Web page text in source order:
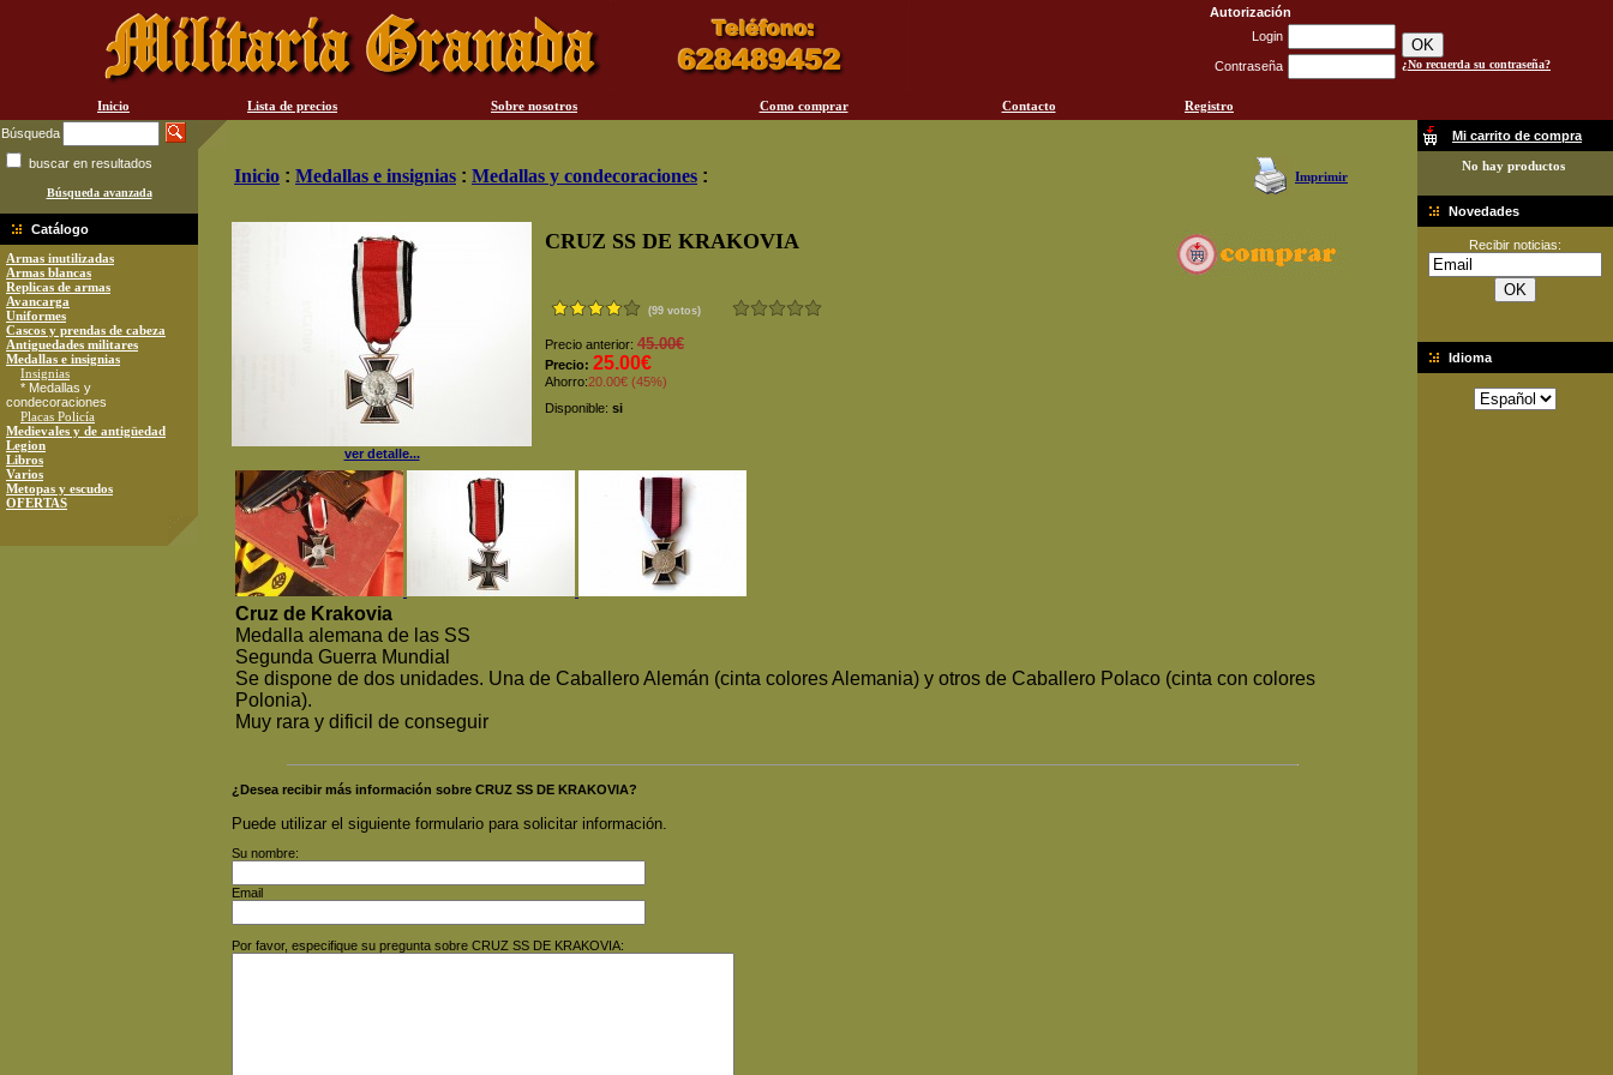
Autorización
Login
Contraseña ¿No recuerda su contraseña?
Inicio Lista de precios Sobre nosotros Como comprar Contacto
Registro
Búsqueda
buscar en resultados
Búsqueda avanzada
Catálogo
Armas inutilizadas
Armas blancas
Replicas de armas
Avancarga
Uniformes
Cascos y prendas de cabeza
Antiguedades militares
Medallas e insignias
Insignias
* Medallas y
condecoraciones
Placas Policía
Medievales y de antigüedad
Legion
Libros
Varios
Metopas y escudos
OFERTAS
Inicio : Medallas e insignias : Medallas y condecoraciones : Imprimir
ver detalle...
CRUZ SS DE KRAKOVIA
(99 votos)
Precio anterior: 45.00€
Precio: 25.00€
Ahorro:20.00€ (45%)
Disponible: si
Cruz de Krakovia
Medalla alemana de las SS
Segunda Guerra Mundial
Se dispone de dos unidades. Una de Caballero Alemán (cinta colores Alemania) y otros de Caballero Polaco (cinta con colores
Polonia).
Muy rara y dificil de conseguir
¿Desea recibir más información sobre CRUZ SS DE KRAKOVIA?
Puede utilizar el siguiente formulario para solicitar información.
Su nombre:
Email
Por favor, especifique su pregunta sobre CRUZ SS DE KRAKOVIA:
Mi carrito de compra
No hay productos
Novedades
Recibir noticias:
Idioma